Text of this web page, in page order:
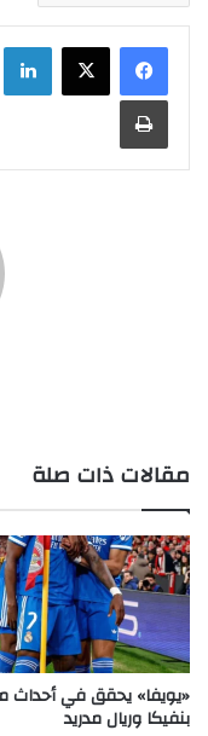
مقالات ذات صلة
«يويفا» يحقق في أحداث
بنفيكا وريال مدريد